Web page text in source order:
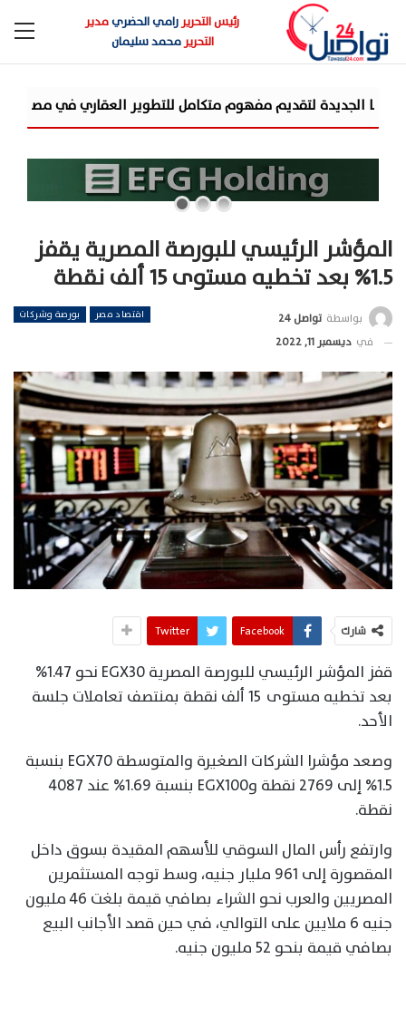
رئيس التحريررامي الحضريمدير
التحريرمحمد سليمان
شركة «AIG» تتعاون مع «CSCEC الصينية» بمشروع «AI Tower» بأعلى المعايير العالمية
المؤشر الرئيسي للبورصة المصرية يقفز
1.5% بعد تخطيه مستوى 15 ألف نقطة
اقتصاد مصر بورصة وشركات بواسطة تواصل 24
في ديسمبر 11, 2022
شارك Facebook
Twitter
قفز المؤشر الرئيسي للبورصة المصرية EGX30 نحو 1.47%
بعد تخطيه مستوى 15 ألف نقطة بمنتصف تعاملات جلسة
الأحد.
وصعد مؤشرا الشركات الصغيرة والمتوسطة EGX70 بنسبة
1.5% إلى 2769 نقطة وEGX100 بنسبة 1.69% عند 4087
نقطة.
وارتفع رأس المال السوقي للأسهم المقيدة بسوق داخل
المقصورة إلى 961 مليار جنيه، وسط توجه المستثمرين
المصريين والعرب نحو الشراء بصافي قيمة بلغت 46 مليون
جنيه 6 ملايين على التوالي، في حين قصد الأجانب البيع
بصافي قيمة بنحو 52 مليون جنيه.